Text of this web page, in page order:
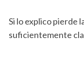
Si lo explico pierde
suficientemente